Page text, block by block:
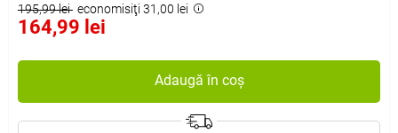
195,99 lei economisiţi 31,00 lei
164,99 lei
Adaugă în coș